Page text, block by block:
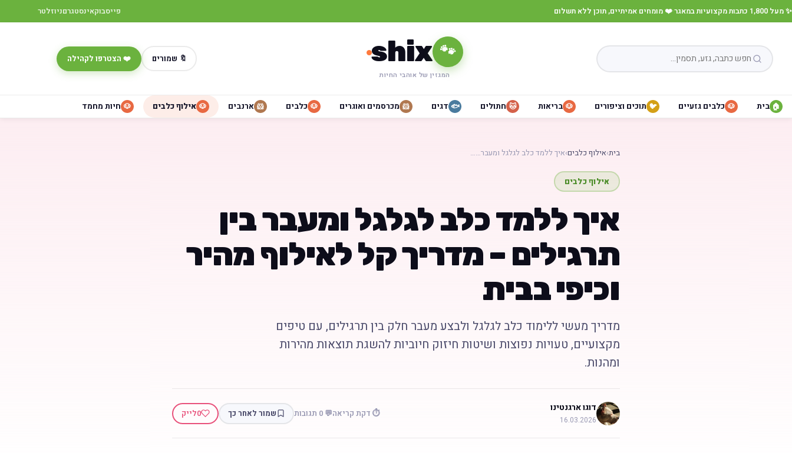
✨ מעל 1,800 כתבות מקצועיות במאגר ·❤️ מומחים אמיתיים, תוכן ללא תשלום פייסבוקאינסטגרםניוזלטר
🐾
shix
המגזין של אוהבי החיות
🔖 שמורים ❤️ הצטרפו לקהילה
🏠 בית 🐶 כלבים גזעיים 🐦 תוכים וציפורים 🐶 בריאות 🐱 חתולים 🐟 דגים 🐹 מכרסמים ואוגרים 🐶 כלבים 🐹 ארנבים 🐶 אילוף כלבים 🐶 חיות מחמד
בית›אילוף כלבים›איך ללמד כלב לגלגל ומעבר……
אילוף כלבים
איך ללמד כלב לגלגל ומעבר בין
תרגילים – מדריך קל לאילוף מהיר
וכיפי בבית
מדריך מעשי ללימוד כלב לגלגל ולבצע מעבר חלק בין תרגילים, עם טיפים
מקצועיים, טעויות נפוצות ושיטות חיזוק חיוביות להשגת תוצאות מהירות
ומהנות.
דוגו ארגנטינו
16.03.2026
⏱️ דקת קריאה💬 0 תגובות שמור לאחר כך 0לייק